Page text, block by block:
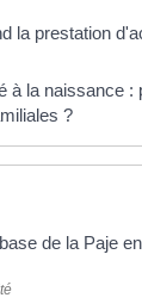
la prestation
à la naissance :
?
de la Paje